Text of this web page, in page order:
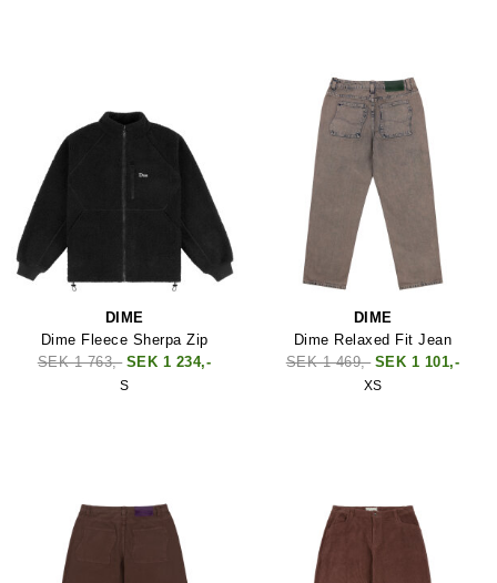
DIME
Dime Fleece Sherpa Zip
SEK 1 763,- SEK 1 234,-
S
DIME
Dime Relaxed Fit Jean
SEK 1 469,- SEK 1 101,-
XS